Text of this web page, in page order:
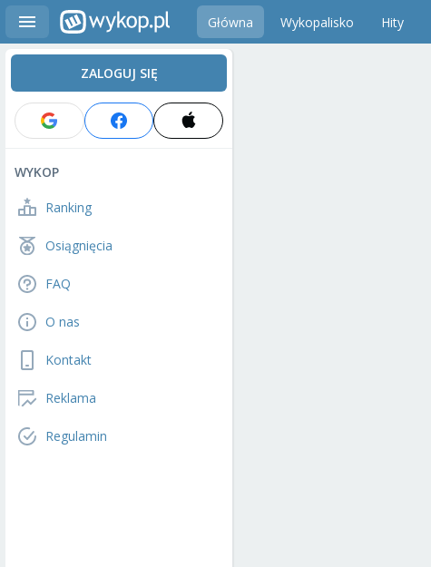
Główna Wykopalisko Hity
ZALOGUJ SIĘ
WYKOP
Ranking
Osiągnięcia
FAQ
O nas
Kontakt
Reklama
Regulamin